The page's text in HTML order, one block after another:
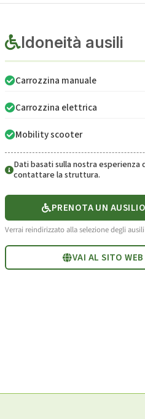
Idoneità ausili
Carrozzina manuale
Carrozzina elettrica
Mobility scooter
Dati basati sulla nostra esperienza
contattare la struttura.
PRENOTA UN
Verrai reindirizzato alla selezione degli
VAI AL SITO